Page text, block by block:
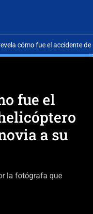
cómo fue el accidente
fue el
a su
la fotógrafa que